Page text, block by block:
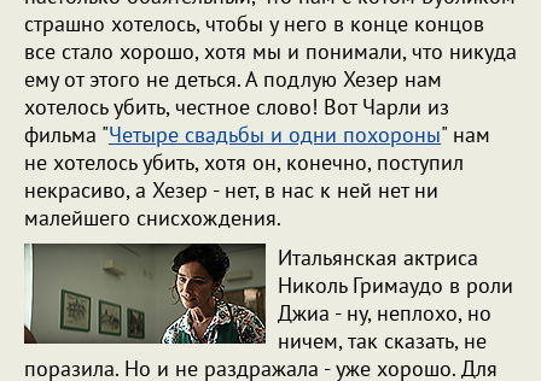
страшно хотелось, чтобы у него в конце концов
все стало хорошо, хотя мы и понимали, что никуда
ему от этого не деться. А подлую Хезер нам
хотелось убить, честное слово! Вот Чарли из
фильма "Четыре свадьбы и одни похороны" нам
не хотелось убить, хотя он, конечно, поступил
некрасиво, а Хезер - нет, в нас к ней нет ни
малейшего снисхождения.
Итальянская актриса
Николь Гримаудо в роли
Джиа - ну, неплохо, но
ничем, так сказать, не
поразила. Но и не раздражала - уже хорошо. Для